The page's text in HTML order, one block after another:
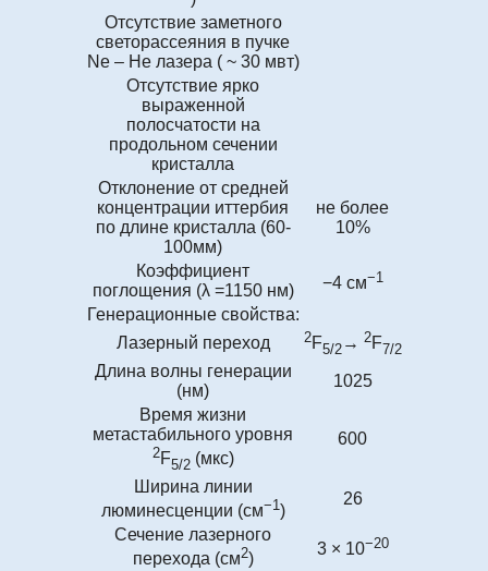
Отсутствие заметного
светорассеяния в пучке
Ne – He лазера ( ~ 30 мвт)
Отсутствие ярко
выраженной
полосчатости на
продольном сечении
кристалла
Отклонение от средней
концентрации иттербия
по длине кристалла (60-
100мм)
не более
10%
Коэффициент
поглощения (λ =1150 нм)
−4 см−1
Генерационные свойства:
Лазерный переход
2F5/2→ 2F7/2
Длина волны генерации
(нм)
1025
Время жизни
метастабильного уровня
2F5/2(мкс)
600
Ширина линии
люминесценции (см−1)
26
Сечение лазерного
перехода (см2)
3 × 10−20